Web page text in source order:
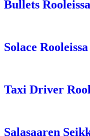
Bullets Rooleissa
Solace Rooleissa
Taxi Driver
Salasaaren